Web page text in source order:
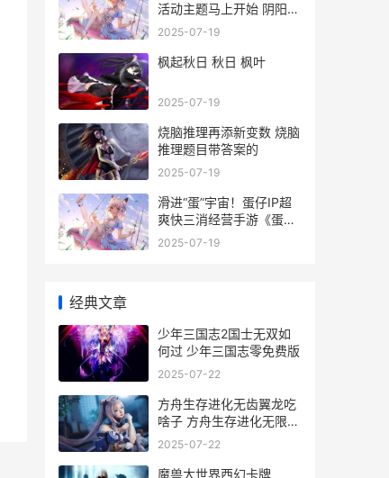
活动主题马上开始 阴阳师
里面的肝是什么意思
2025-07-19
枫起秋日 秋日 枫叶
2025-07-19
烧脑推理再添新变数 烧脑
推理题目带答案的
2025-07-19
滑进“蛋”宇宙！蛋仔IP超
爽快三消经营手游《蛋仔
滑滑》首曝，概念PV重磅
2025-07-19
经典文章
少年三国志2国士无双如
何过 少年三国志零免费版
2025-07-22
方舟生存进化无齿翼龙吃
啥子 方舟生存进化无限资
源
2025-07-22
魔兽大世界西幻卡牌